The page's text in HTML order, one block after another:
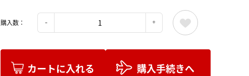
購入数：
カートに入れる 購入手続きへ